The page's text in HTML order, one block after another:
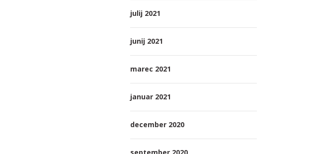
julij 2021
junij 2021
marec 2021
januar 2021
december 2020
september 2020